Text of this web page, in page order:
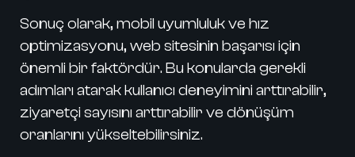
Sonuç olarak, mobil uyumluluk ve hız
optimizasyonu, web sitesinin başarısı için
önemli bir faktördür. Bu konularda gerekli
adımları atarak kullanıcı deneyimini arttırabilir,
ziyaretçi sayısını arttırabilir ve dönüşüm
oranlarını yükseltebilirsiniz.